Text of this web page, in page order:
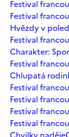
Festival
Festival
Hvězdy v
Festival
Charakter:
Festival
Chlupatá
Festival
Festival
Festival
Festival